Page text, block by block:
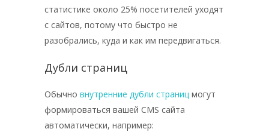
статистике около 25% посетителей уходят
с сайтов, потому что быстро не
разобрались, куда и как им передвигаться.
Дубли страниц
Обычно внутренние дубли страниц могут
формироваться вашей CMS сайта
автоматически, например: